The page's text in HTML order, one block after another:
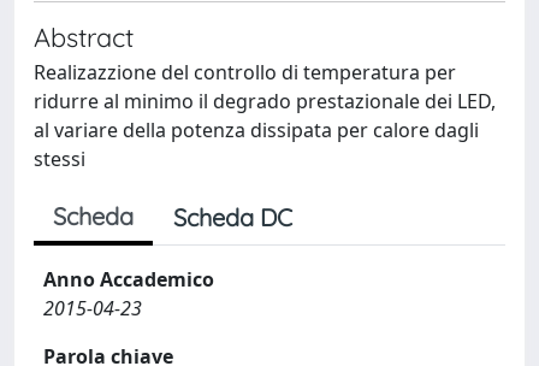
Abstract
Realizazzione del controllo di temperatura per
ridurre al minimo il degrado prestazionale dei LED,
al variare della potenza dissipata per calore dagli
stessi
Scheda Scheda DC
Anno Accademico
2015-04-23
Parola chiave